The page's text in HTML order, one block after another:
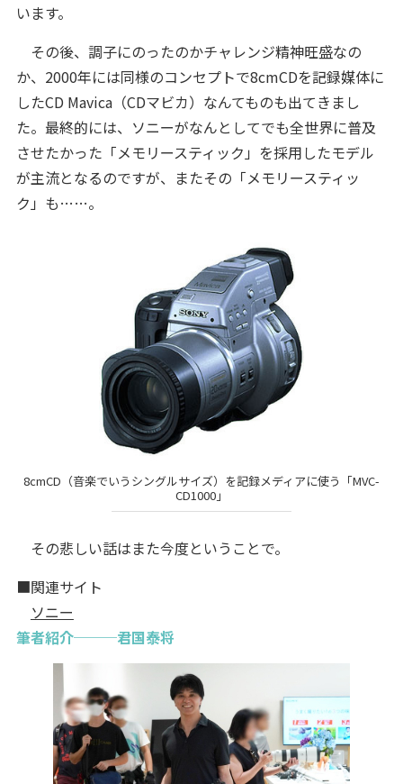
います。
その後、調子にのったのかチャレンジ精神旺盛なの
か、2000年には同様のコンセプトで8cmCDを記録媒体に
したCD Mavica（CDマビカ）なんてものも出てきまし
た。最終的には、ソニーがなんとしてでも全世界に普及
させたかった「メモリースティック」を採用したモデル
が主流となるのですが、またその「メモリースティッ
ク」も……。
8cmCD（音楽でいうシングルサイズ）を記録メディアに使う「MVC-
CD1000」
その悲しい話はまた今度ということで。
■関連サイト
ソニー
筆者紹介───君国泰将